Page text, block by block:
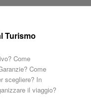
Turismo
Come
Come
scegliere? In
il viaggio?